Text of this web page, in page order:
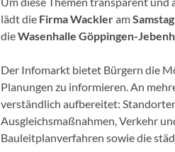
lädt die Firma Wackleram
dieWasenhalle Göppingen-
Der Infomarkt bietet Bürgern die
Planungen zu informieren. An
verständlich aufbereitet:
Ausgleichsmaßnahmen, Verkehr
Bauleitplanverfahren sowie die